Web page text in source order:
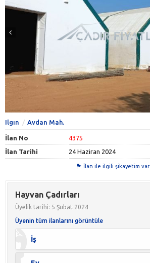
Ilgın Avdan Mah.
İlan No
4375
İlan Tarihi
24 Haziran 2024
İlan ile ilgili şikayetim var
Hayvan Çadırları
Üyelik tarihi: 5 Şubat 2024
Üyenin tüm ilanlarını görüntüle
İş